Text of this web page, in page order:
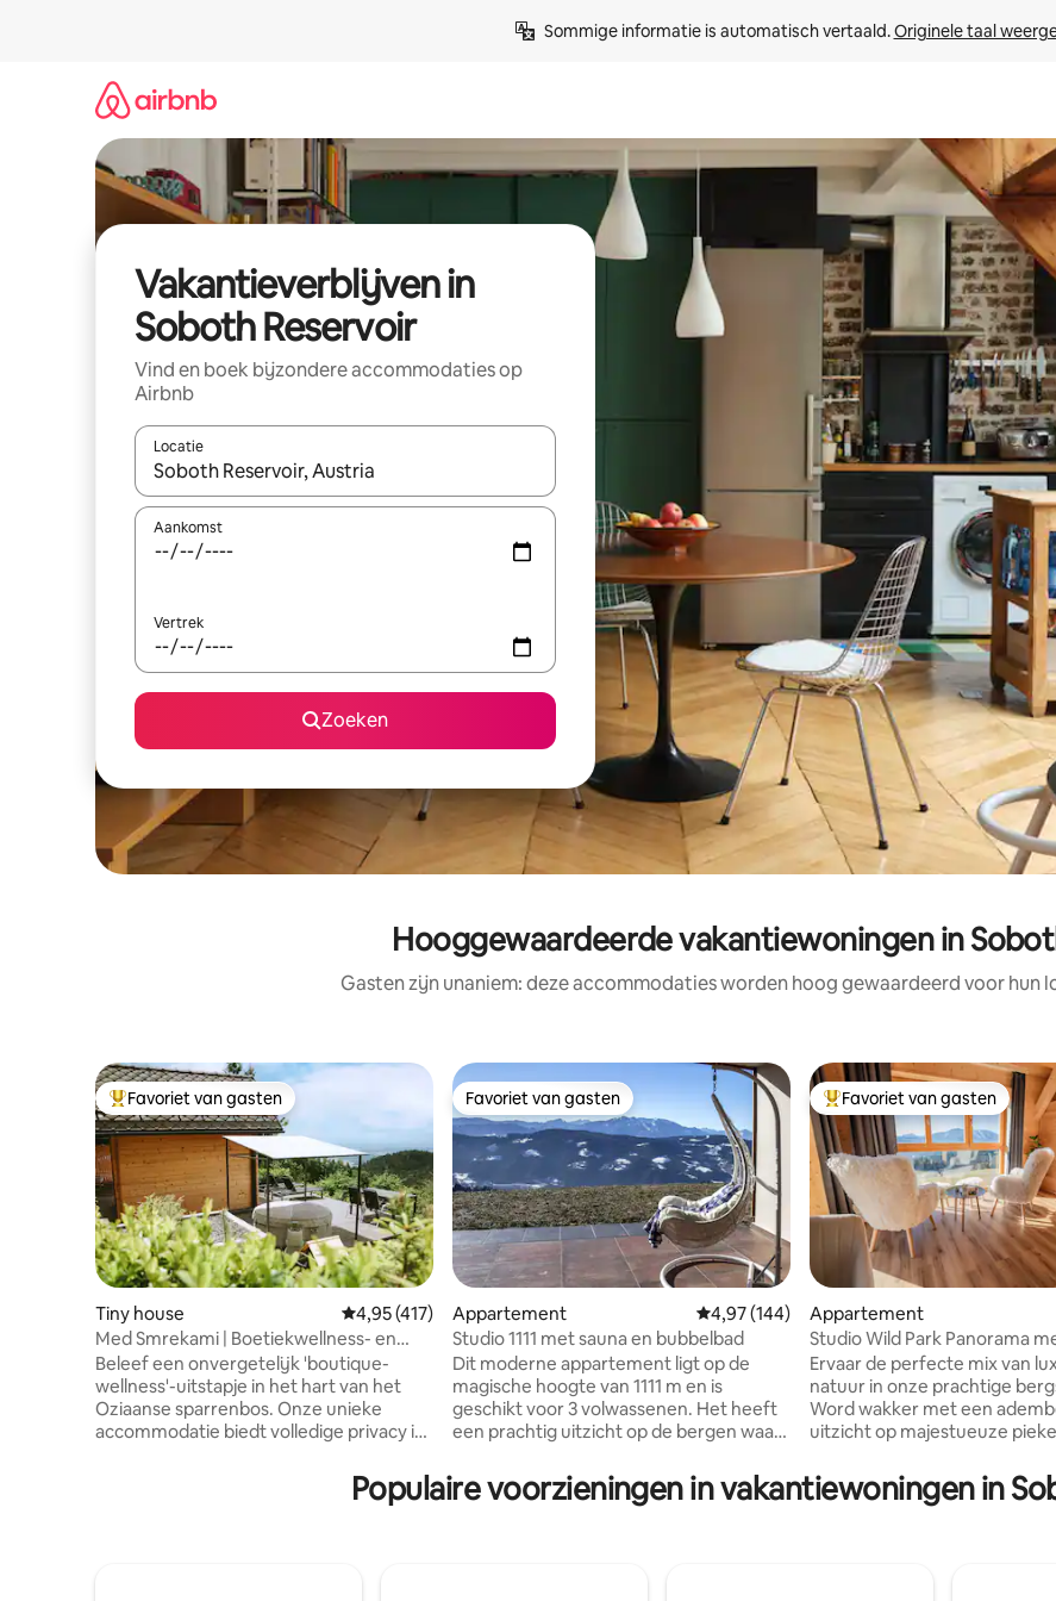
Sommige informatie is automatisch vertaald. Originele taal
Vakantieverblijven in
Soboth Reservoir
Vind en boek bijzondere accommodaties op
Airbnb
Locatie
Wanneer er resultaten beschikbaar zijn, maak je een keuze met je de pijltjestoetsen omhoog en omlaag, óf door te
Aankomst
Vertrek
Zoeken
Hooggewaardeerde vakantiewoningen in
Gasten zijn unaniem: deze accommodaties worden hoog gewaardeerd voor hun
Topfavoriet van gasten
Favoriet van gasten
Tiny house Gemiddelde beoordeling van 4,95 op 5, 417 recensies
4,95 (417)
Med Smrekami | Boetiekwellness- en
spa-verblijf
Beleef een onvergetelijk 'boutique-
wellness'-uitstapje in het hart van het
Oziaanse sparrenbos. Onze unieke
accommodatie biedt volledige privacy in
panoramisch uitzicht, een premium
Favoriet van gasten
Favoriet van gasten
Appartement Gemiddelde beoordeling van 4,97 op 5, 144
4,97 (144)
Studio 1111 met sauna en bubbelbad
Dit moderne appartement ligt op de
magische hoogte van 1111 m en is
geschikt voor 3 volwassenen. Het heeft
een prachtig uitzicht op de bergen waar
op een overdekt terras op het dak. Het
biedt een eigen hottub en sauna. De
Topfavoriet van gasten
Favoriet van gasten
Appartement
Studio Wild Park Panorama
bubbelbad en sauna
Ervaar de perfecte mix van
natuur in onze prachtige
Word wakker met een
uitzicht op majestueuze
ongerepte natuur. Verjong in
infraroodsauna en ontspan in
zwembad en de unieke
Populaire voorzieningen in vakantiewoningen in